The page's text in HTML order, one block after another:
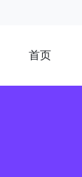
首页